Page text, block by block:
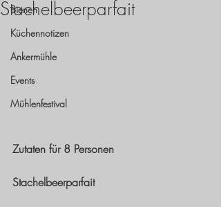
Bienen
Küchennotizen
Ankermühle
Events
Mühlenfestival
Stachelbeerparfait
Zutaten für 8 Personen
Stachelbeerparfait